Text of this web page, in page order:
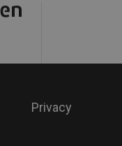
Privacy